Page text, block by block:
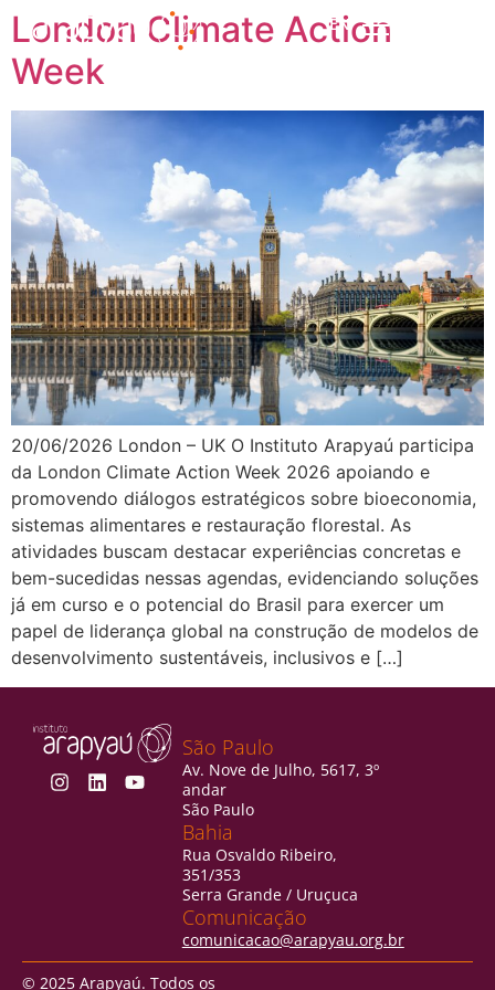
EN
London Climate Action
Week
20/06/2026 London – UK O Instituto Arapyaú participa
da London Climate Action Week 2026 apoiando e
promovendo diálogos estratégicos sobre bioeconomia,
sistemas alimentares e restauração florestal. As
atividades buscam destacar experiências concretas e
bem-sucedidas nessas agendas, evidenciando soluções
já em curso e o potencial do Brasil para exercer um
papel de liderança global na construção de modelos de
desenvolvimento sustentáveis, inclusivos e […]
São Paulo
Av. Nove de Julho, 5617, 3º
andar
São Paulo
Bahia
Rua Osvaldo Ribeiro,
351/353
Serra Grande / Uruçuca
Comunicação
comunicacao@arapyau.org.br
© 2025 Arapyaú. Todos os